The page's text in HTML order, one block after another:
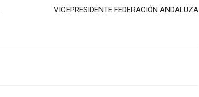
VICEPRESIDENTE FEDERACIÓN ANDALUZA